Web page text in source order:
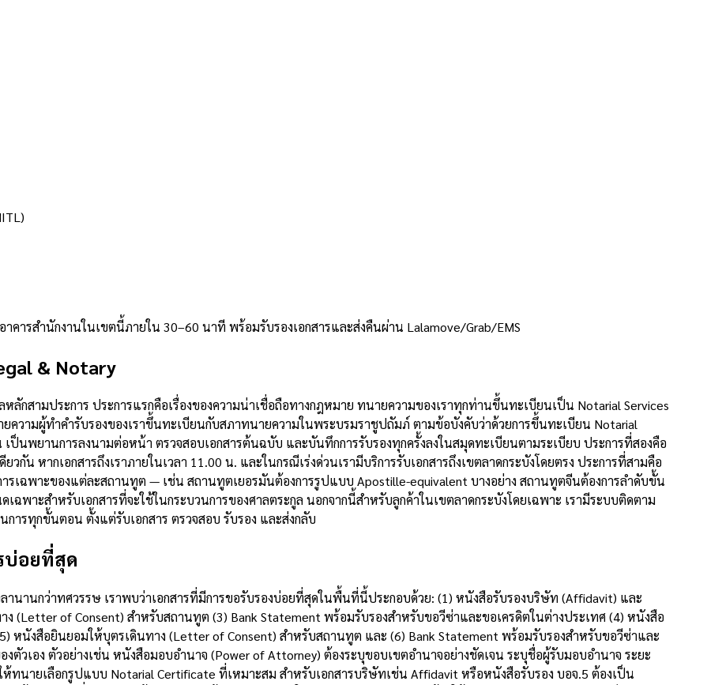
ารสำนักงานในเขตนี้ภายใน 30–60 นาที พร้อมรับรองเอกสารและส่งคืนผ่าน Lalamove/Grab/EMS
& Notary
หลักสามประการ ประการแรกคือเรื่องของความน่าเชื่อถือทางกฎหมาย ทนายความของเราทุกท่านขึ้นทะเบียนเป็น Notarial Services
วามผู้ทำคำรับรองของเราขึ้นทะเบียนกับสภาทนายความในพระบรมราชูปถัมภ์ ตามข้อบังคับว่าด้วยการขึ้นทะเบียน Notarial
นพยานการลงนามต่อหน้า ตรวจสอบเอกสารต้นฉบับ และบันทึกการรับรองทุกครั้งลงในสมุดทะเบียนตามระเบียบ ประการที่สองคือ
กัน หากเอกสารถึงเราภายในเวลา 11.00 น. และในกรณีเร่งด่วนเรามีบริการรับเอกสารถึงเขตลาดกระบังโดยตรง ประการที่สามคือ
การเฉพาะของแต่ละสถานทูต — เช่น สถานทูตเยอรมันต้องการรูปแบบ Apostille-equivalent บางอย่าง สถานทูตจีนต้องการลำดับขั้น
พาะสำหรับเอกสารที่จะใช้ในกระบวนการของศาลตระกูล นอกจากนี้สำหรับลูกค้าในเขตลาดกระบังโดยเฉพาะ เรามีระบบติดตาม
ารทุกขั้นตอน ตั้งแต่รับเอกสาร ตรวจสอบ รับรอง และส่งกลับ
บ่อยที่สุด
านานกว่าทศวรรษ เราพบว่าเอกสารที่มีการขอรับรองบ่อยที่สุดในพื้นที่นี้ประกอบด้วย: (1) หนังสือรับรองบริษัท (Affidavit) และ
(Letter of Consent) สำหรับสถานทูต (3) Bank Statement พร้อมรับรองสำหรับขอวีซ่าและขอเครดิตในต่างประเทศ (4) หนังสือ
หนังสือยินยอมให้บุตรเดินทาง (Letter of Consent) สำหรับสถานทูต และ (6) Bank Statement พร้อมรับรองสำหรับขอวีซ่าและ
ตัวเอง ตัวอย่างเช่น หนังสือมอบอำนาจ (Power of Attorney) ต้องระบุขอบเขตอำนาจอย่างชัดเจน ระบุชื่อผู้รับมอบอำนาจ ระยะ
ห้ทนายเลือกรูปแบบ Notarial Certificate ที่เหมาะสม สำหรับเอกสารบริษัทเช่น Affidavit หรือหนังสือรับรอง บอจ.5 ต้องเป็น